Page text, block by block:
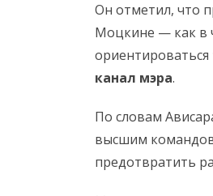
Он отметил, что
Моцкине — как в
ориентироваться
канал мэра.
По словам
высшим
предотвратить